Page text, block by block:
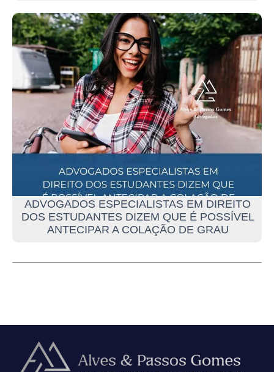
ADVOGADOS ESPECIALISTAS EM DIREITO
DOS ESTUDANTES DIZEM QUE É POSSÍVEL
ANTECIPAR A COLAÇÃO DE GRAU